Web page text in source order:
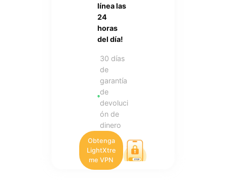
línea las
24
horas
del día!
30 días
de
garantía
de
devoluci
ón de
dinero
Obtenga
LightXtre
me VPN